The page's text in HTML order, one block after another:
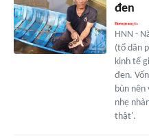
đen
HNN -
(tổ dân
kinh tế
đen.
bùn nên
nhẹ
thật'.